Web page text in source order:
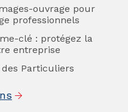
ouvrage pour
professionnels
clé : protégez la
entreprise
Particuliers